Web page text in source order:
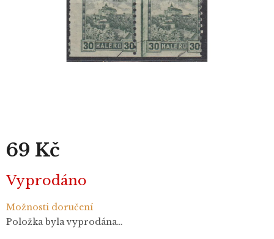
69 Kč
cena:
Vyprodáno
Možnosti doručení
Položka byla vyprodána…